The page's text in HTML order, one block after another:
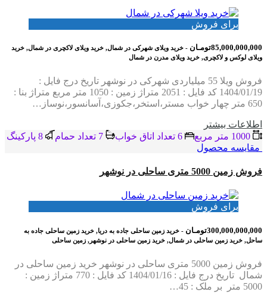
برای فروش
85,000,000,000تومـان
- خرید ویلای شهرکی در شمال, خرید ویلای لاکچری در شمال, خرید
ویلای لوکس و لاکچری, خرید ویلای مدرن در شمال
فروش ویلا 55 میلیاردی شهرکی در نوشهر تاریخ درج فایل :
1404/01/19 کد فایل : 2051 متراژ زمین : 1050 متر مربع متراژ بنا :
650 متر چهار خواب مستر،استخر،جکوزی،آسانسور،نوساز…
اطلاعات بيشتر
مقایسه محصول
فروش زمین 5000 متری ساحلی در نوشهر
برای فروش
300,000,000,000تومـان
- خرید زمین ساحلی جاده به دریا, خرید زمین ساحلی جاده به
ساحل, خرید زمین ساحلی در شمال, خرید زمین ساحلی در نوشهر, زمین ساحلی
فروش زمین 5000 متری ساحلی در نوشهر خرید زمین ساحلی در
شمال تاریخ درج فایل : 1404/01/16 کد فایل : 770 متراژ زمین :
5000 متر بر ملک : 45…